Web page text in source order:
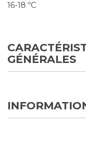
16-18 ºC
GÉNÉRALES